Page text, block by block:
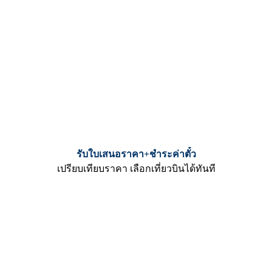
รับใบเสนอราคา+ชำระค่าตั๋ว
เปรียบเทียบราคา เลือกเที่ยวบินได้ทันที